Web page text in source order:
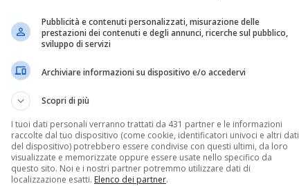
TV
Catania oggi in tv: orario, programma
C, streaming, probabili formazioni
dalle ore 14.00 la Turris scenderà in campo per
il Catania in un match che si preannuncia a dir poco
24 MARZO 2024
Pubblicità e contenuti personalizzati, misurazione delle
prestazioni dei contenuti e degli annunci, ricerche sul pubblico,
sviluppo di servizi
Archiviare informazioni su dispositivo e/o accedervi
Scopri di più
I tuoi dati personali verranno trattati da 431 partner e le informazioni
raccolte dal tuo dispositivo (come cookie, identificatori univoci e altri dati
del dispositivo) potrebbero essere condivise con questi ultimi, da loro
visualizzate e memorizzate oppure essere usate nello specifico da
questo sito. Noi e i nostri partner potremmo utilizzare dati di
localizzazione esatti. Elenco dei partner.